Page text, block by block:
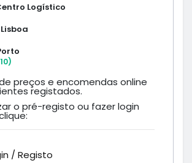
Logístico
preços e encomendas online
registados.
o pré-registo ou fazer login
/ Registo